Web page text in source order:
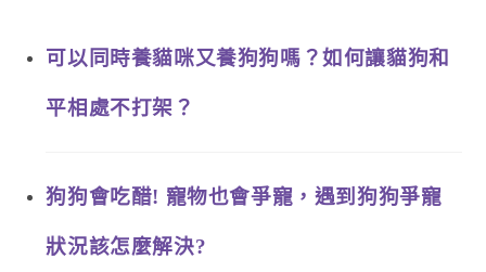
可以同時養貓咪又養狗狗嗎？如何讓貓狗和
平相處不打架？
狗狗會吃醋! 寵物也會爭寵，遇到狗狗爭寵
狀況該怎麼解決?